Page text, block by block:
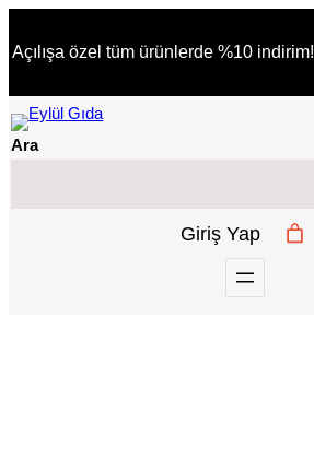
geç
Açılışa özel tüm ürünlerde %10 indirim!
Ara
Giriş Yap